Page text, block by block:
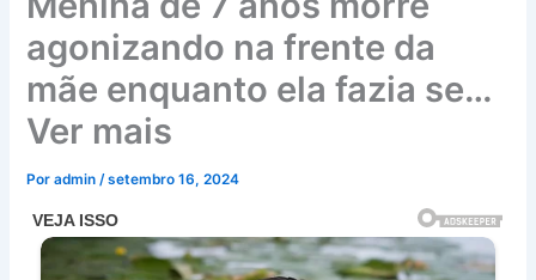
agonizando na frente da
mãe enquanto ela fazia se…
Ver mais
Poradmin/setembro 16, 2024